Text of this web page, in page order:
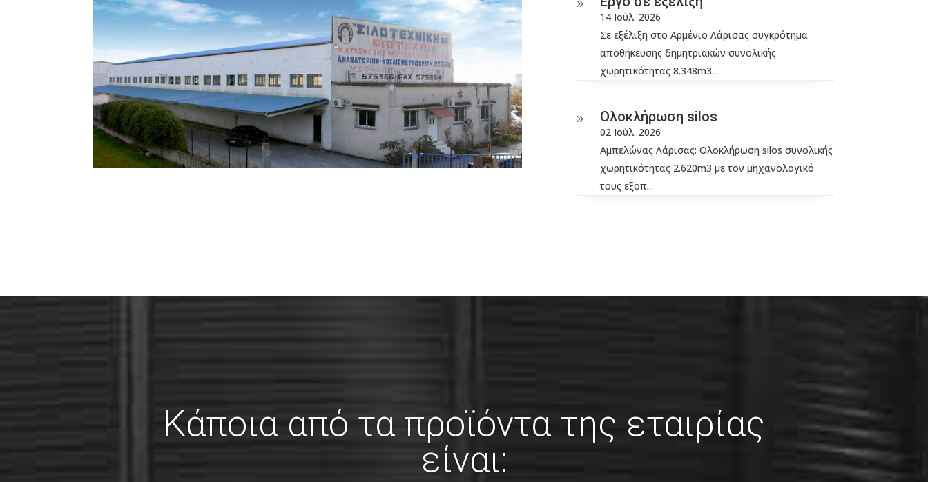
9
14 Ιούλ. 2026
Σε εξέλιξη στο Αρμένιο Λάρισας συγκρότημα
αποθήκευσης δημητριακών συνολικής
χωρητικότητας 8.348m3...
9 Ολοκλήρωση silos
02 Ιούλ. 2026
Αμπελώνας Λάρισας: Ολοκλήρωση silos συνολικής
χωρητικότητας 2.620m3 με τον μηχανολογικό
τους εξοπ...
Κάποια από τα προϊόντα της εταιρίας
είναι: